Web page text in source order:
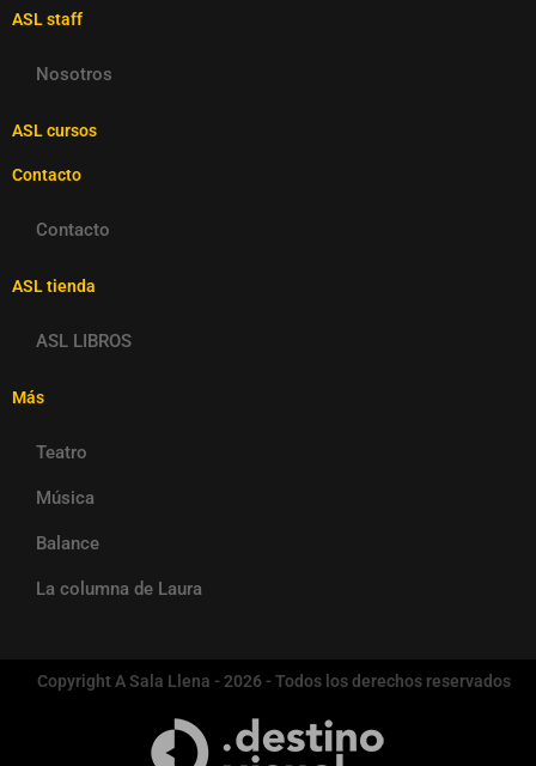
ASL staff
Nosotros
ASL cursos
Contacto
Contacto
ASL tienda
ASL LIBROS
Más
Teatro
Música
Balance
La columna de Laura
Copyright A Sala Llena - 2026 - Todos los derechos reservados